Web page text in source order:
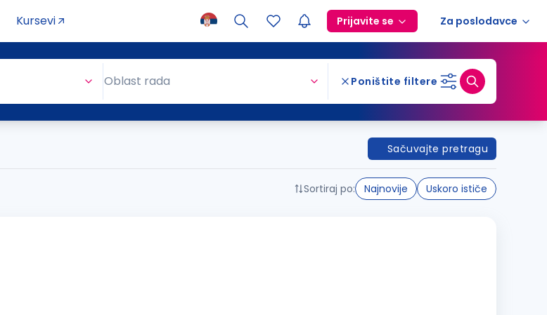
Kursevi Prijavite se Za poslodavce
Oblast rada Poništite filtere
Sačuvajte pretragu
Sortiraj po: Najnovije Uskoro ističe